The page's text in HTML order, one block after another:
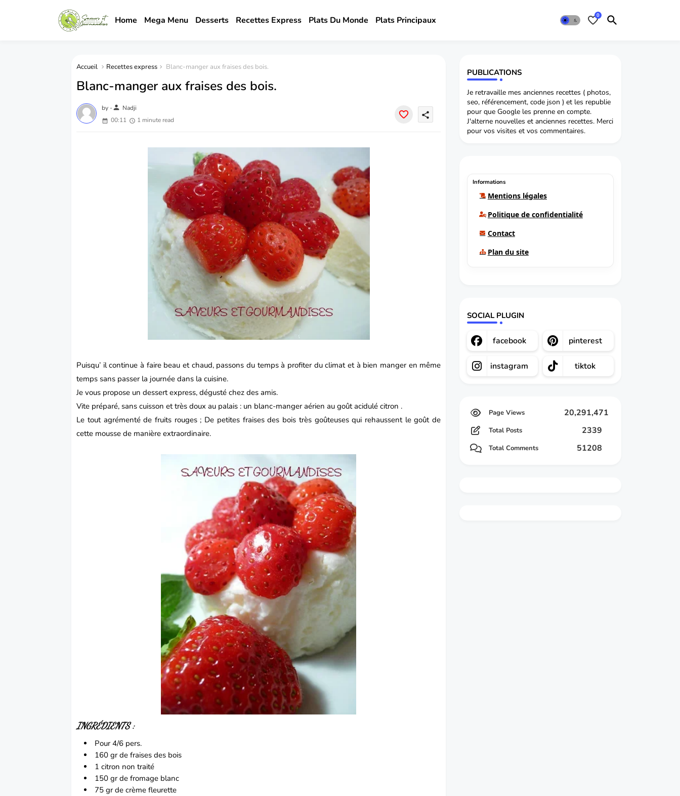
Home Mega Menu Desserts Recettes Express Plats Du Monde Plats Principaux 0
Accueil Recettes express Blanc-manger aux fraises des bois.
Blanc-manger aux fraises des bois.
by -person Nadji
00:11
1 minute read
share
Puisqu’ il continue à faire beau et chaud, passons du temps à profiter du climat et à bien manger en même
temps sans passer la journée dans la cuisine.
Je vous propose undessertexpress, dégusté chez des amis.
Vite préparé, sans cuisson et très doux au palais : un blanc-manger aérien au goût acidulé citron .
Le tout agrémenté de fruits rouges ; De petites fraises des bois très goûteuses qui rehaussent le goût de
cette mousse de manière extraordinaire.
INGRÉDIENTS :
Pour 4/6 pers.
160 gr de fraises des bois
1 citron non traité
150 gr defromage blanc
75 gr de crème fleurette
PUBLICATIONS
Je retravaille mes anciennes recettes ( photos,
seo, référencement, code json ) et les republie
pour que Google les prenne en compte.
J'alterne nouvelles et anciennes recettes. Merci
pour vos visites et vos commentaires.
Informations
Mentions légales
Politique de confidentialité
Contact
Plan du site
SOCIAL PLUGIN
facebook pinterest
instagram tiktok
20,291,471
Total Posts 2339
Total Comments 51208